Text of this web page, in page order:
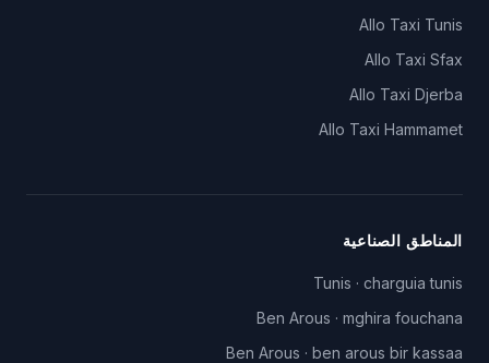
Allo Taxi Tunis
Allo Taxi Sfax
Allo Taxi Djerba
Allo Taxi Hammamet
المناطق الصناعية
Tunis · charguia tunis
Ben Arous · mghira fouchana
Ben Arous · ben arous bir kassaa